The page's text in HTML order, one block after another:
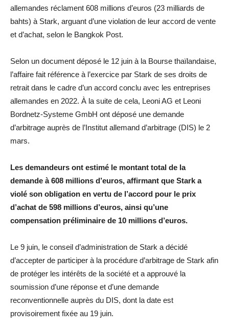
allemandes réclament 608 millions d’euros (23 milliards de
bahts) à Stark, arguant d’une violation de leur accord de vente
et d’achat, selon le Bangkok Post.
Selon un document déposé le 12 juin à la Bourse thaïlandaise,
l’affaire fait référence à l’exercice par Stark de ses droits de
retrait dans le cadre d’un accord conclu avec les entreprises
allemandes en 2022. À la suite de cela, Leoni AG et Leoni
Bordnetz-Systeme GmbH ont déposé une demande
d’arbitrage auprès de l’Institut allemand d’arbitrage (DIS) le 2
mars.
Les demandeurs ont estimé le montant total de la
demande à 608 millions d’euros, affirmant que Stark a
violé son obligation en vertu de l’accord pour le prix
d’achat de 598 millions d’euros, ainsi qu’une
compensation préliminaire de 10 millions d’euros.
Le 9 juin, le conseil d’administration de Stark a décidé
d’accepter de participer à la procédure d’arbitrage de Stark afin
de protéger les intérêts de la société et a approuvé la
soumission d’une réponse et d’une demande
reconventionnelle auprès du DIS, dont la date est
provisoirement fixée au 19 juin.